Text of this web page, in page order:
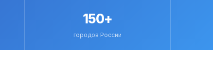
150+
городов России